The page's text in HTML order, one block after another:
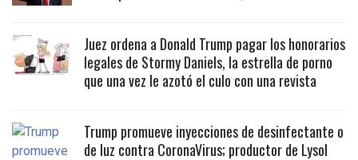
Juez ordena a Donald Trump pagar los honorarios
legales de Stormy Daniels, la estrella de porno
que una vez le azotó el culo con una revista
Trump promueve inyecciones de desinfectante o
de luz contra CoronaVirus; productor de Lysol